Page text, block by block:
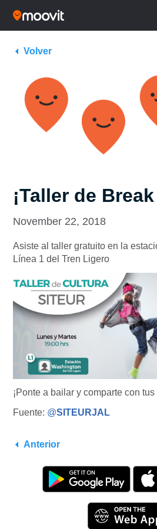
Volver
¡Taller de
November 22, 2018
Asiste al taller gratuito en la
Línea 1 del Tren Ligero
¡Ponte a bailar y comparte con
Fuente: @SITEURJAL
Anterior